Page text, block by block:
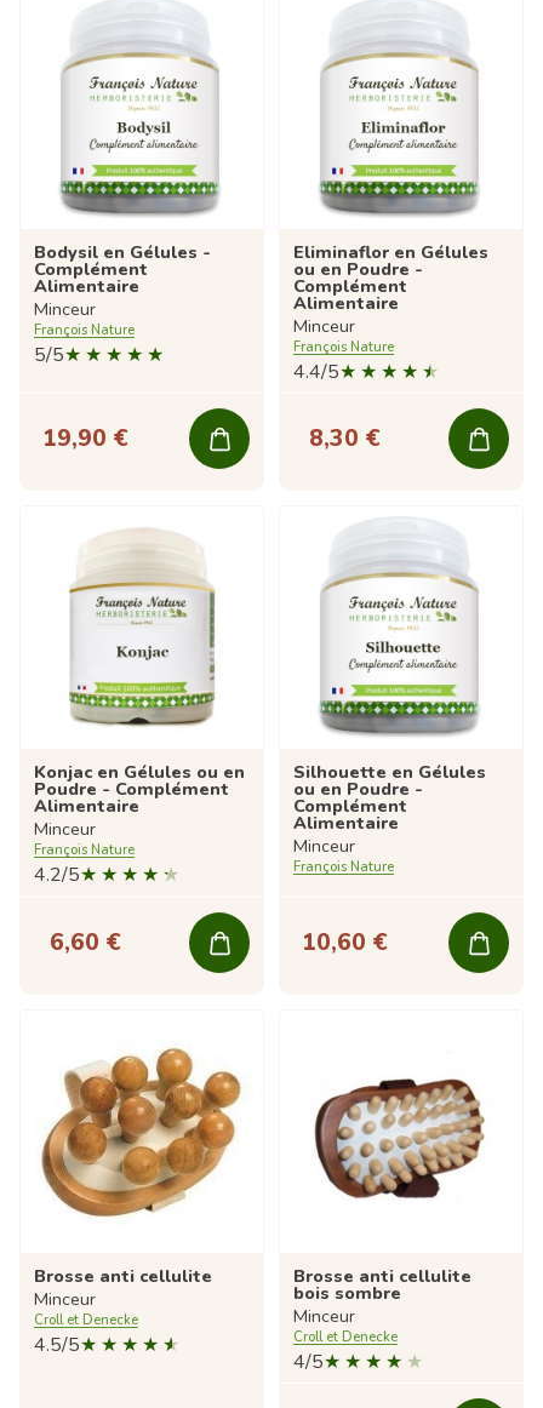
Bodysil en Gélules -
Complément
Alimentaire
Minceur
François Nature
5/5
19,90 €
Eliminaflor en Gélules
ou en Poudre -
Complément
Alimentaire
Minceur
François Nature
4.4/5
8,30 €
Konjac en Gélules ou en
Poudre - Complément
Alimentaire
Minceur
François Nature
4.2/5
6,60 €
Silhouette en Gélules
ou en Poudre -
Complément
Alimentaire
Minceur
François Nature
10,60 €
Brosse anti cellulite
Minceur
Croll et Denecke
4.5/5
Brosse anti cellulite
bois sombre
Minceur
Croll et Denecke
4/5